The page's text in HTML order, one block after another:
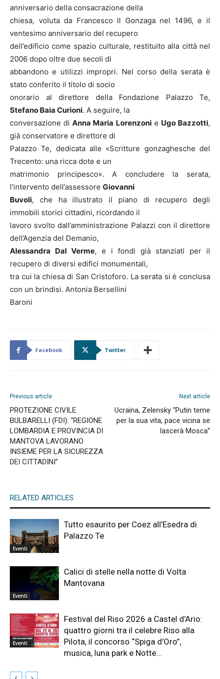
anniversario della consacrazione della
chiesa, voluta da Francesco II Gonzaga nel 1496, e il
ventesimo anniversario del recupero
dell’edificio come spazio culturale, restituito alla città nel
2006 dopo oltre due secoli di
abbandono e utilizzi impropri. Nel corso della serata è
stato conferito il titolo di socio
onorario al direttore della Fondazione Palazzo Te,
Stefano Baia Curioni. A seguire, la
conversazione diAnna Maria Lorenzonie Ugo Bazzotti,
già conservatore e direttore di
Palazzo Te, dedicata alle «Scritture gonzaghesche del
Trecento: una ricca dote e un
matrimonio principesco». A concludere la serata,
l’intervento dell’assessore Giovanni
Buvoli, che ha illustrato il piano di recupero degli
immobili storici cittadini, ricordando il
lavoro svolto dall’amministrazione Palazzi con il direttore
dell’Agenzia del Demanio,
Alessandra Dal Verme, e i fondi già stanziati per il
recupero di diversi edifici monumentali,
tra cui la chiesa di San Cristoforo. La serata si è conclusa
con un brindisi. Antonia Bersellini
Baroni
Facebook Twitter
Previous article
PROTEZIONE CIVILE.
BULBARELLI (FDI): “REGIONE
LOMBARDIA E PROVINCIA DI
MANTOVA LAVORANO
INSIEME PER LA SICUREZZA
DEI CITTADINI”
Next article
Ucraina, Zelensky “Putin teme
per la sua vita, pace vicina se
lascerà Mosca”
RELATED ARTICLES
Eventi
Tutto esaurito per Coez all’Esedra di
Palazzo Te
Eventi
Calici di stelle nella notte di Volta
Mantovana
Eventi
Festival del Riso 2026 a Castel d’Ario:
quattro giorni tra il celebre Riso alla
Pilota, il concorso “Spiga d’Oro”,
musica, luna park e Notte...